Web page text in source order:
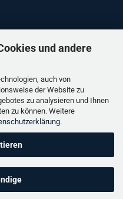
und andere
auch von
der Website zu
zu analysieren und Ihnen
zu können. Weitere
.